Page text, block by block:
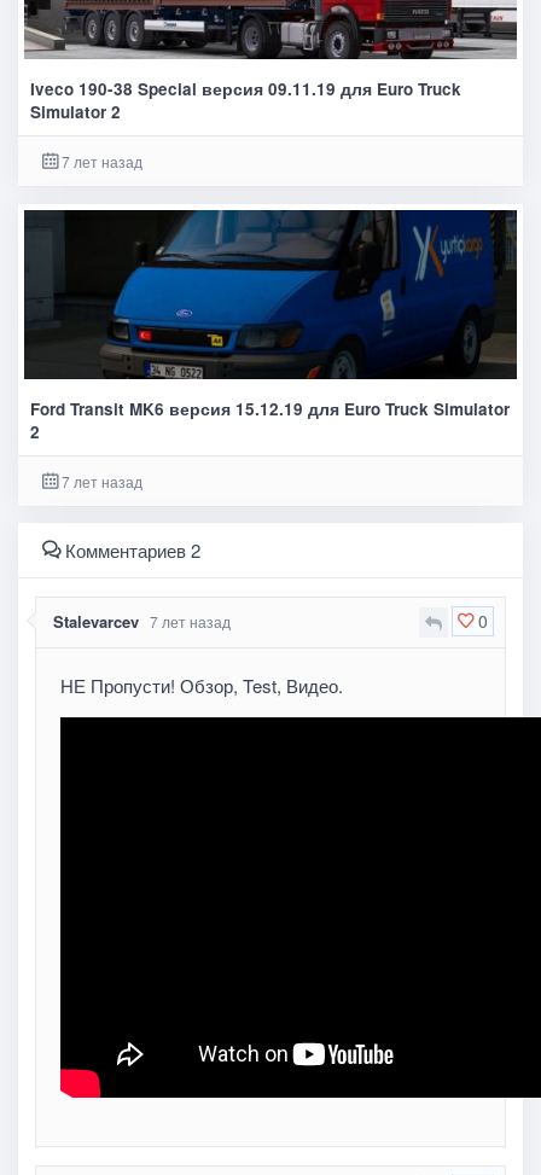
Iveco 190-38 Special версия 09.11.19 для Euro Truck
Simulator 2
7 лет назад
Ford Transit MK6 версия 15.12.19 для Euro Truck Simulator
2
7 лет назад
Комментариев 2
0
Stalevarcev 7 лет назад
НЕ Пропусти! Обзор, Test, Видео.